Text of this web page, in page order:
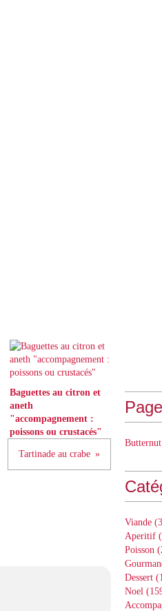
Baguettes au citron et
aneth
"accompagnement :
poissons ou crustacés"
Tartinade au crabe
Viande
Aperitif
Poisson
Dessert
Noel